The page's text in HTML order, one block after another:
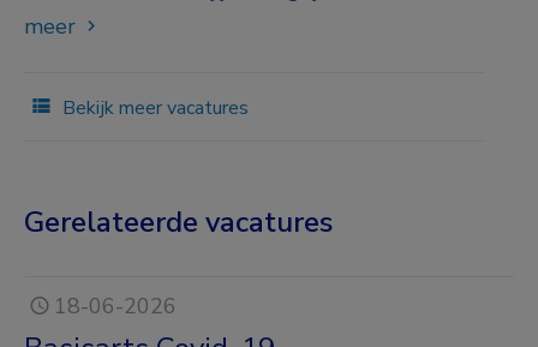
meer
Bekijk meer vacatures
Gerelateerde vacatures
18-06-2026